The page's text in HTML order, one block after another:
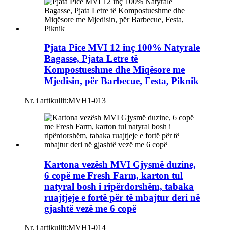
Pjata Pice MVI 12 inç 100% Natyrale
Bagasse, Pjata Letre të
Kompostueshme dhe Miqësore me
Mjedisin, për Barbecue, Festa, Piknik
Nr. i artikullit:MVH1-013
Kartona vezësh MVI Gjysmë duzine,
6 copë me Fresh Farm, karton tul
natyral bosh i ripërdorshëm, tabaka
ruajtjeje e fortë për të mbajtur deri në
gjashtë vezë me 6 copë
Nr. i artikullit:MVH1-014